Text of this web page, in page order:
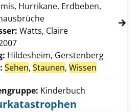
Details von Naturkatastrophen
Hurrikane, Erdbeben,
Watts, Claire
Hildesheim, Gerstenberg
Sehen, Staunen, Wissen
Kinderbuch